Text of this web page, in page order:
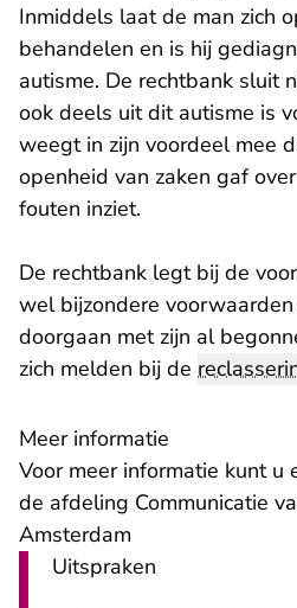
Inmiddels laat de man zich
behandelen en is hij
autisme. De rechtbank sluit
ook deels uit dit autisme is
weegt in zijn voordeel mee
openheid van zaken gaf
fouten inziet.
De rechtbank legt bij de
wel bijzondere
doorgaan met zijn al
zich melden bij de
Meer informatie
Voor meer informatie kunt u
de afdeling Communicatie
Amsterdam
Uitspraken